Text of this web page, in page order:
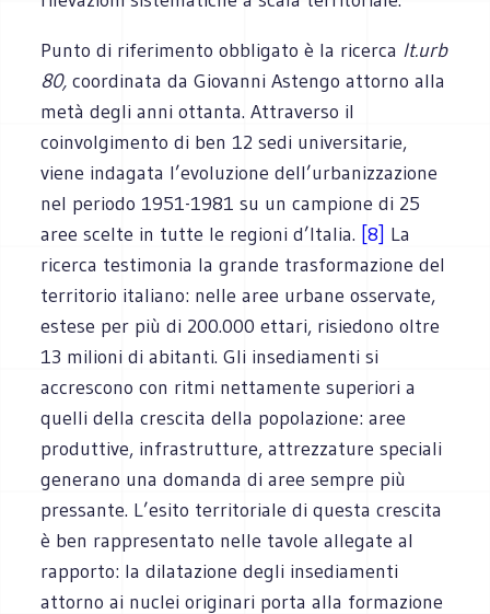
Punto di riferimento obbligato è la ricerca It.urb
80, coordinata da Giovanni Astengo attorno alla
metà degli anni ottanta. Attraverso il
coinvolgimento di ben 12 sedi universitarie,
viene indagata l’evoluzione dell’urbanizzazione
nel periodo 1951-1981 su un campione di 25
aree scelte in tutte le regioni d’Italia. [8] La
ricerca testimonia la grande trasformazione del
territorio italiano: nelle aree urbane osservate,
estese per più di 200.000 ettari, risiedono oltre
13 milioni di abitanti. Gli insediamenti si
accrescono con ritmi nettamente superiori a
quelli della crescita della popolazione: aree
produttive, infrastrutture, attrezzature speciali
generano una domanda di aree sempre più
pressante. L’esito territoriale di questa crescita
è ben rappresentato nelle tavole allegate al
rapporto: la dilatazione degli insediamenti
attorno ai nuclei originari porta alla formazione